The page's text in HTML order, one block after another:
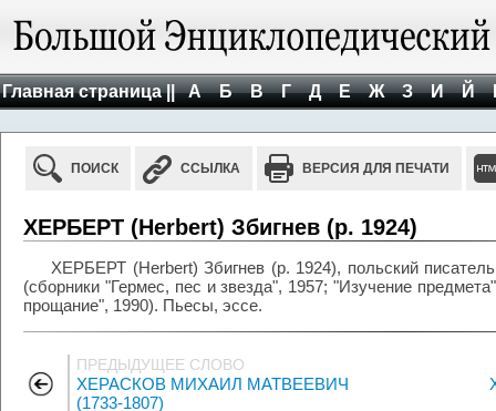
Главная страница || А Б В Г Д Е Ж З И Й
ПОИСК ССЫЛКА ВЕРСИЯ ДЛЯ ПЕЧАТИ
ХЕРБЕРТ (Herbert) Збигнев (р. 1924)
ХЕРБЕРТ (Herbert) Збигнев (р. 1924), польский
(сборники "Гермес, пес и звезда", 1957; "Изучение
прощание", 1990). Пьесы, эссе.
ПРЕДЫДУЩЕЕ СЛОВО
ХЕРАСКОВ МИХАИЛ МАТВЕЕВИЧ
(1733-1807)